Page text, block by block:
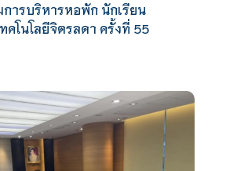
ารบริหารหอพัก นักเรียน
คโนโลยีจิตรลดา ครั้งที่ 55